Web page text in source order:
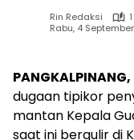
Rin Redaksi
Rabu, 4
dugaan tipikor
mantan Kepala
saat ini bergulir di